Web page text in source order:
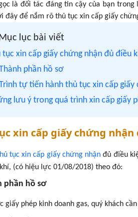
là đối tác đáng tin cậy của bạn
đây để nắm rõ thủ tục xin cấp giấy
lục bài viết
tục xin cấp giấy chứng nhận đủ điều
phần hồ sơ
tự tiến hành thủ tục xin cấp
lưu ý trong quá trình xin cấp giấy
xin cấp giấy chứng
tục xin cấp giấy chứng nhận đủ điều
(có hiệu lực 01/08/2018) theo đó:
phần hồ sơ
giấy phép kinh doanh gas, quý khách